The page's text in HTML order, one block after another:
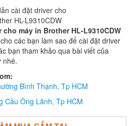
máy in Brother HL-L9310CDW
các bạn làm sao để cài đặt driver
bạn tham khảo qua bài viết của
nhé.
Bình Thạnh, Tp HCM
Cầu Ông Lãnh, Tp HCM